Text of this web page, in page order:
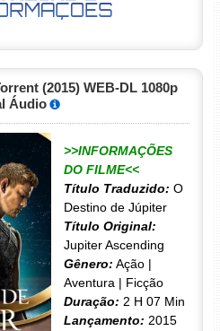
(2015) WEB-DL 1080p
Áudio
>>INFORMAÇÕES
DO FILME<<
Título Traduzido: O
Destino de Júpiter
Título Original:
Jupiter Ascending
Gênero: Ação |
Aventura | Ficção
Duração: 2 H 07 Min
Lançamento: 2015